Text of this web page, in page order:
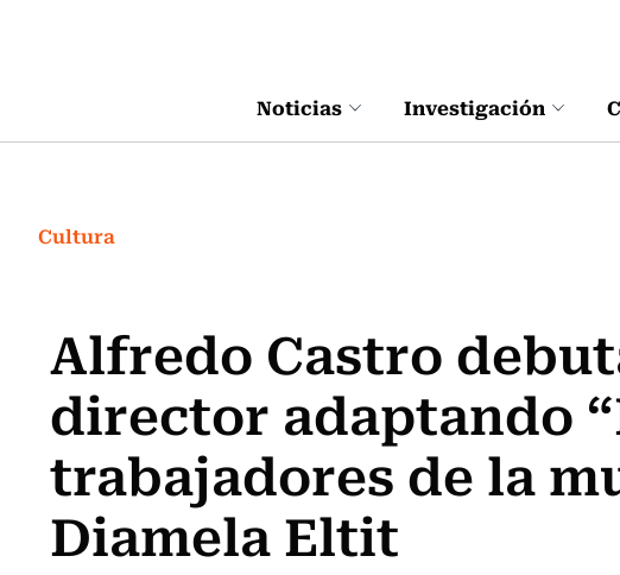
Noticias Investigación
Cultura
Alfredo Castro
director adaptando
trabajadores de la
Diamela Eltit